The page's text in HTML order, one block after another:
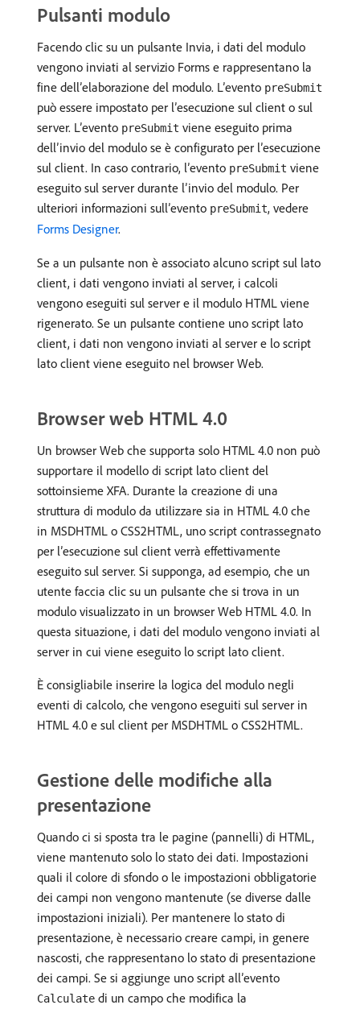
Pulsanti modulo
Facendo clic su un pulsante Invia, i dati del modulo
vengono inviati al servizio Forms e rappresentano la
fine dell’elaborazione del modulo. L’evento preSubmit
può essere impostato per l’esecuzione sul client o sul
server. L’evento preSubmit viene eseguito prima
dell’invio del modulo se è configurato per l’esecuzione
sul client. In caso contrario, l’evento preSubmit viene
eseguito sul server durante l’invio del modulo. Per
ulteriori informazioni sull’evento preSubmit, vedere
Forms Designer.
Se a un pulsante non è associato alcuno script sul lato
client, i dati vengono inviati al server, i calcoli
vengono eseguiti sul server e il modulo HTML viene
rigenerato. Se un pulsante contiene uno script lato
client, i dati non vengono inviati al server e lo script
lato client viene eseguito nel browser Web.
Browser web HTML 4.0
Un browser Web che supporta solo HTML 4.0 non può
supportare il modello di script lato client del
sottoinsieme XFA. Durante la creazione di una
struttura di modulo da utilizzare sia in HTML 4.0 che
in MSDHTML o CSS2HTML, uno script contrassegnato
per l’esecuzione sul client verrà effettivamente
eseguito sul server. Si supponga, ad esempio, che un
utente faccia clic su un pulsante che si trova in un
modulo visualizzato in un browser Web HTML 4.0. In
questa situazione, i dati del modulo vengono inviati al
server in cui viene eseguito lo script lato client.
È consigliabile inserire la logica del modulo negli
eventi di calcolo, che vengono eseguiti sul server in
HTML 4.0 e sul client per MSDHTML o CSS2HTML.
Gestione delle modifiche alla
presentazione
Quando ci si sposta tra le pagine (pannelli) di HTML,
viene mantenuto solo lo stato dei dati. Impostazioni
quali il colore di sfondo o le impostazioni obbligatorie
dei campi non vengono mantenute (se diverse dalle
impostazioni iniziali). Per mantenere lo stato di
presentazione, è necessario creare campi, in genere
nascosti, che rappresentano lo stato di presentazione
dei campi. Se si aggiunge uno script all’evento
Calculate di un campo che modifica la